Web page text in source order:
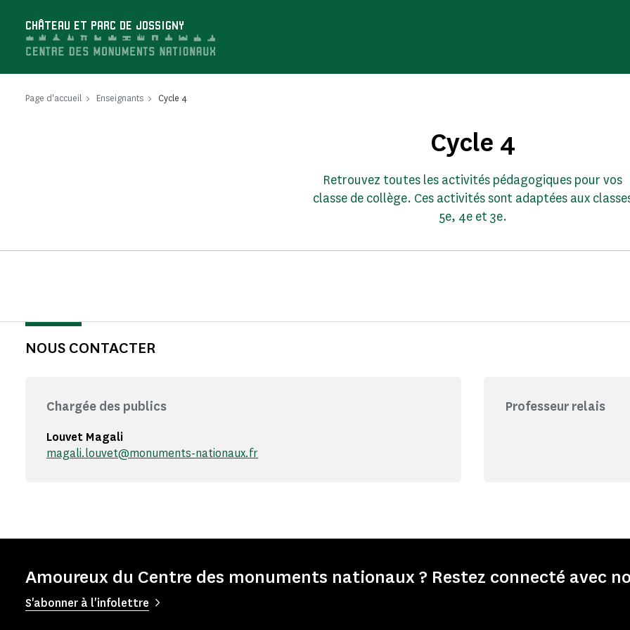
CHÂTEAU ET PARC DE JOSSIGNY
Page d'accueil Enseignants Cycle 4
Cycle 4
Retrouvez toutes les activités pédagogiques pour vos
classe de collège. Ces activités sont adaptées aux
5e, 4e et 3e.
NOUS CONTACTER
Chargée des publics
Louvet Magali
magali.louvet@monuments-nationaux.fr
Professeur relais
Amoureux du Centre des monuments nationaux ? Restez connecté avec
S'abonner à l'infolettre